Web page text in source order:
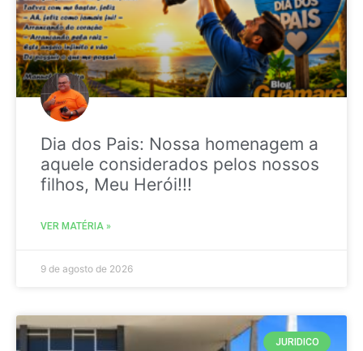
Dia dos Pais: Nossa homenagem a
aquele considerados pelos nossos
filhos, Meu Herói!!!
VER MATÉRIA »
9 de agosto de 2026
JURIDICO